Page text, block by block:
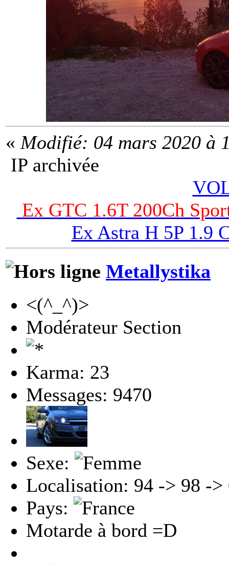
« Modifié: 04 mars 2020 à
IP archivée
Ex GTC 1.6T 200Ch
Ex Astra H 5P 1.9
Metallystika
<(^_^)>
Modérateur Section
Karma: 23
Messages: 9470
Sexe:
Localisation: 94 -> 98 ->
Pays:
Motarde à bord =D